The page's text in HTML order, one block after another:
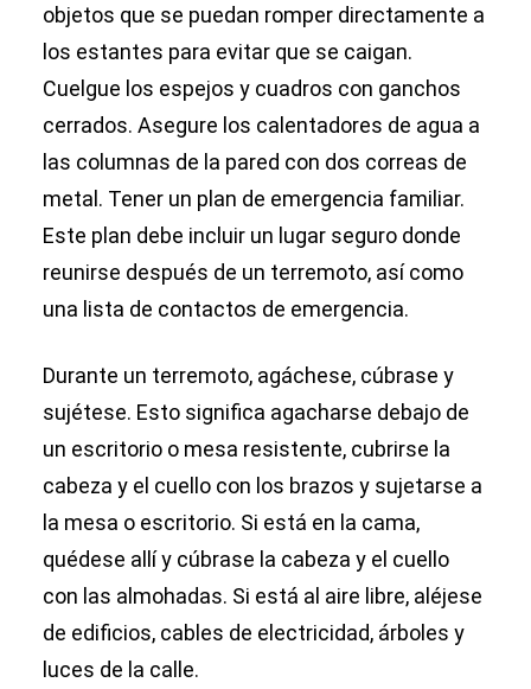
objetos que se puedan romper directamente a
los estantes para evitar que se caigan.
Cuelgue los espejos y cuadros con ganchos
cerrados. Asegure los calentadores de agua a
las columnas de la pared con dos correas de
metal. Tener un plan de emergencia familiar.
Este plan debe incluir un lugar seguro donde
reunirse después de un terremoto, así como
una lista de contactos de emergencia.
Durante un terremoto, agáchese, cúbrase y
sujétese. Esto significa agacharse debajo de
un escritorio o mesa resistente, cubrirse la
cabeza y el cuello con los brazos y sujetarse a
la mesa o escritorio. Si está en la cama,
quédese allí y cúbrase la cabeza y el cuello
con las almohadas. Si está al aire libre, aléjese
de edificios, cables de electricidad, árboles y
luces de la calle.